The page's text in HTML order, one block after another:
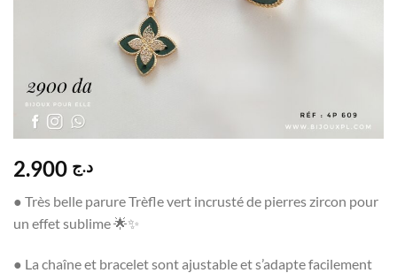
د.ج
● Très belle parure Trèfle vert incrusté de pierres zircon pour
un effet sublime 🌟✨
● La chaîne et bracelet sont ajustable et s’adapte facilement